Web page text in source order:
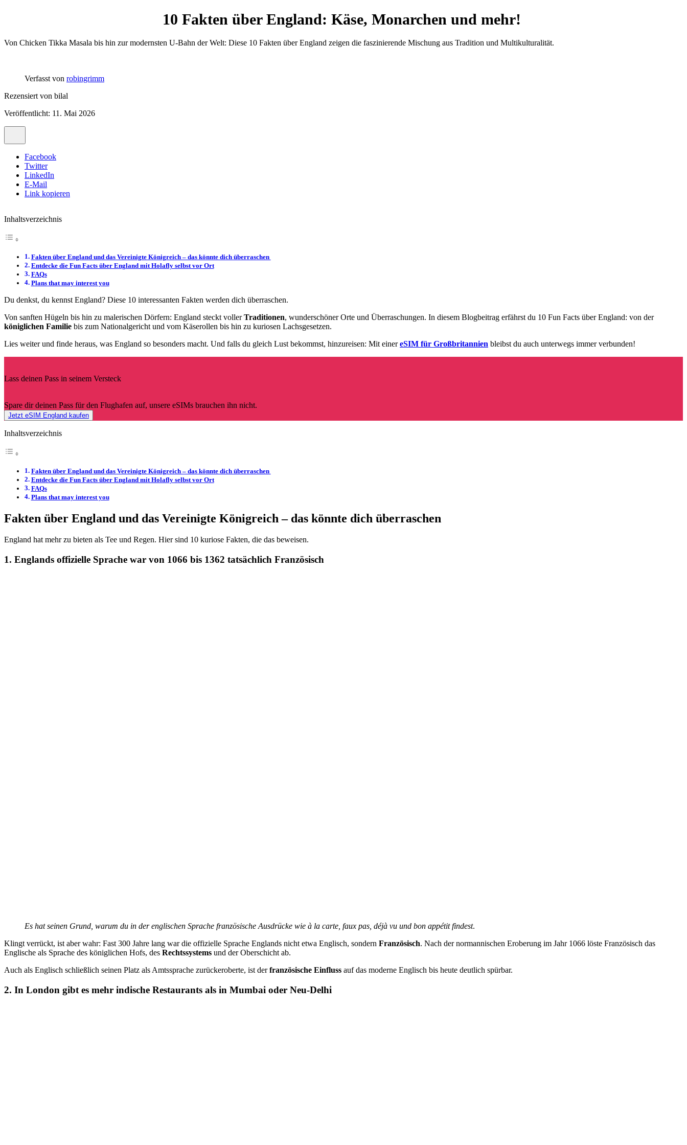
10 Fakten über England: Käse, Monarchen und mehr!
Von Chicken Tikka Masala bis hin zur modernsten U-Bahn der Welt: Diese 10 Fakten über England zeigen die faszinierende Mischung aus Tradition und Multikulturalität.
Verfasst von robingrimm
Rezensiert von bilal
Veröffentlicht: 11. Mai 2026
Facebook
Twitter
LinkedIn
E-Mail
Link kopieren
Inhaltsverzeichnis
Fakten über England und das Vereinigte Königreich – das könnte dich überraschen
Entdecke die Fun Facts über England mit Holafly selbst vor Ort
FAQs
Plans that may interest you
Du denkst, du kennst England? Diese 10 interessanten Fakten werden dich überraschen.
Von sanften Hügeln bis hin zu malerischen Dörfern: England steckt vollerTraditionen, wunderschöner Orte und Überraschungen. In diesem Blogbeitrag erfährst du 10 Fun Facts über England: von der
königlichen Familie bis zum Nationalgericht und vom Käserollen bis hin zu kuriosen Lachsgesetzen.
Lies weiter und finde heraus, was England so besonders macht. Und falls du gleich Lust bekommst, hinzureisen: Mit einereSIM für Großbritannien bleibst du auch unterwegs immer verbunden!
Lass deinen Pass in seinem Versteck
Spare dir deinen Pass für den Flughafen auf, unsere eSIMs brauchen ihn nicht.
Jetzt eSIM England kaufen
Inhaltsverzeichnis
Fakten über England und das Vereinigte Königreich – das könnte dich überraschen
Entdecke die Fun Facts über England mit Holafly selbst vor Ort
FAQs
Plans that may interest you
Fakten über England und das Vereinigte Königreich – das könnte dich überraschen
England hat mehr zu bieten als Tee und Regen. Hier sind 10 kuriose Fakten, die das beweisen.
1. Englands offizielle Sprache war von 1066 bis 1362 tatsächlich Französisch
Es hat seinen Grund, warum du in der englischen Sprache französische Ausdrücke wie à la carte, faux pas, déjà vu und bon appétit findest.
Klingt verrückt, ist aber wahr: Fast 300 Jahre lang war die offizielle Sprache Englands nicht etwa Englisch, sondern Französisch. Nach der normannischen Eroberung im Jahr 1066 löste Französisch das
Englische als Sprache des königlichen Hofs, des Rechtssystems und der Oberschicht ab.
Auch als Englisch schließlich seinen Platz als Amtssprache zurückeroberte, ist derfranzösische Einfluss auf das moderne Englisch bis heute deutlich spürbar.
2. In London gibt es mehr indische Restaurants als in Mumbai oder Neu-Delhi